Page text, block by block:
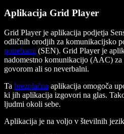
Aplikacija Grid Player
Grid Player je aplikacija podjetja
odličnih orodjih za komunikacijsko
potrebami (SEN). Grid Player je
nadomestno komunikacijo (AAC) za
govorom ali so neverbalni.
Ta brezplačna aplikacija omogoča
ki jih aplikacija izgovori na glas.
ljudmi okoli sebe.
Aplikacija je na voljo v številnih